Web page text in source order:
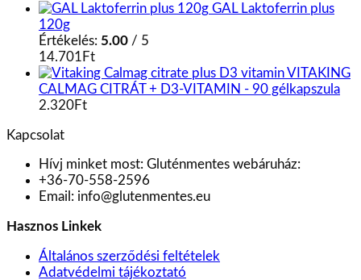
GAL Laktoferrin plus
120g
Értékelés: 5.00 / 5
14.701 Ft
VITAKING
CALMAG CITRÁT + D3-VITAMIN - 90 gélkapszula
2.320Ft
Kapcsolat
Hívj minket most: Gluténmentes webáruház:
+36-70-558-2596
Email: info@glutenmentes.eu
Hasznos Linkek
Általános szerződési feltételek
Adatvédelmi tájékoztató